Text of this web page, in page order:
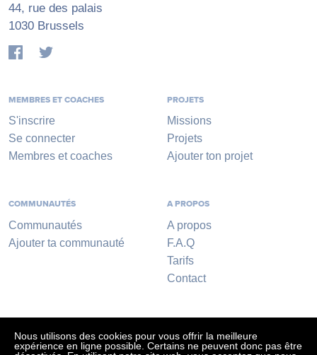
Nous utilisons des cookies pour vous offrir la meilleure
expérience en ligne possible. Certains ne peuvent donc pas être
44, rue des palais
1030 Brussels
MEMBRES ET COACHES
S'inscrire
Se connecter
Membres et coaches
PROJETS
Missions
Projets
Ajouter ton projet
COMMUNAUTÉS
Communautés
Ajouter ta communauté
A PROPOS
A propos
F.A.Q
Tarifs
Contact